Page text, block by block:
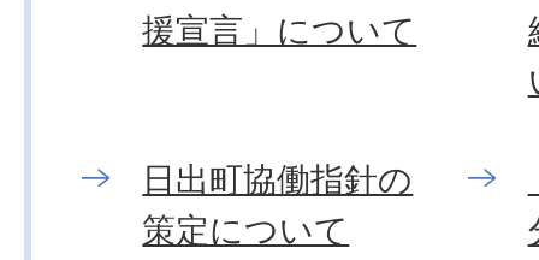
援宣言」について
日出町協働指針の
策定について